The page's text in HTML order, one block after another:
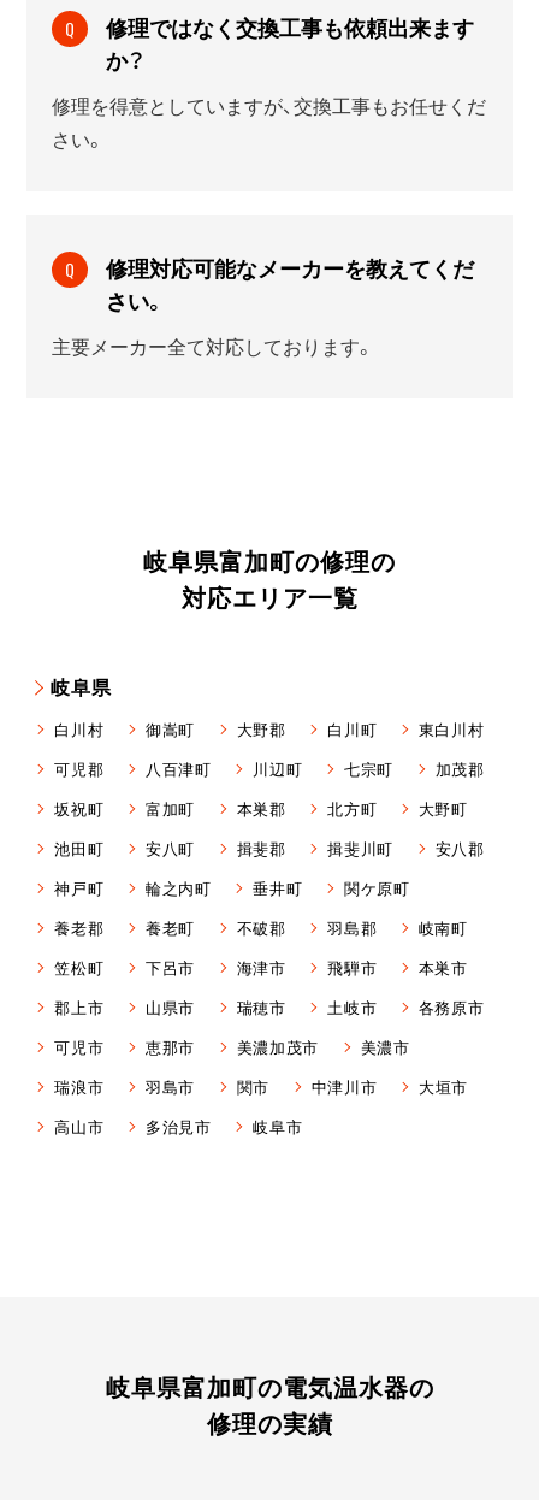
Q
修理ではなく交換工事も依頼出来ます
か？
修理を得意としていますが、交換工事もお任せくだ
さい。
Q
修理対応可能なメーカーを教えてくだ
さい。
主要メーカー全て対応しております。
岐阜県富加町の修理の
対応エリア一覧
岐阜県
白川村 御嵩町 大野郡 白川町
東白川村
可児郡
八百津町 川辺町 七宗町
加茂郡
坂祝町
富加町 本巣郡 北方町
大野町
池田町
安八町 揖斐郡 揖斐川町
安八郡
神戸町
輪之内町 垂井町
関ケ原町
養老郡
養老町 不破郡 羽島郡
岐南町
笠松町
下呂市 海津市 飛騨市
本巣市
郡上市
山県市 瑞穂市 土岐市
各務原市
可児市
恵那市 美濃加茂市
美濃市
瑞浪市
羽島市 関市 中津川市
大垣市
高山市
多治見市 岐阜市
岐阜県富加町の電気温水器の
修理の実績